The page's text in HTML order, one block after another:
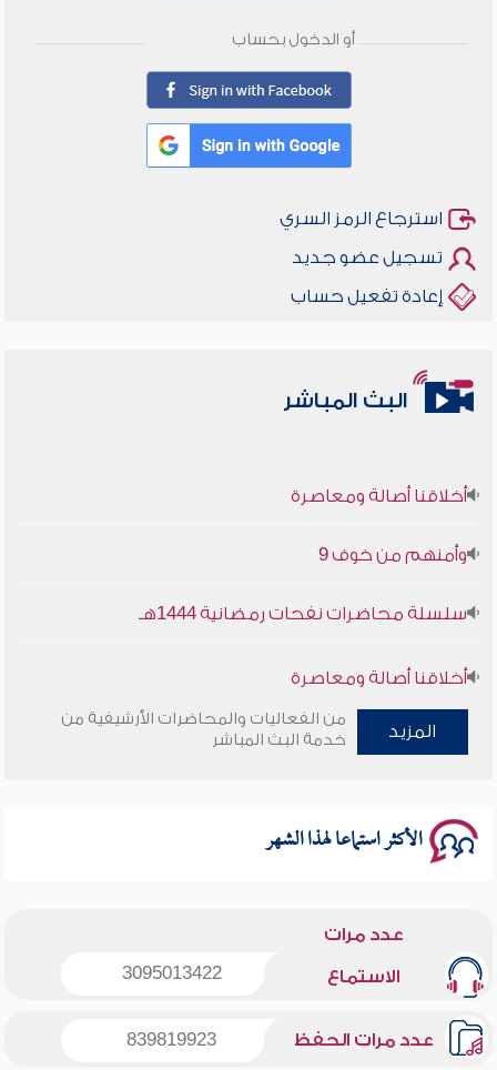
أو الدخول بحساب
استرجاع الرمز السري
تسجيل عضو جديد
إعادة تفعيل حساب
البث المباشر
أخلاقنا أصالة ومعاصرة
وأمنهم من خوف 9
سلسلة محاضرات نفحات رمضانية 1444هـ
أخلاقنا أصالة ومعاصرة
وأمنهم من خوف 9
المزيد
من الفعاليات والمحاضرات الأرشيفية من
خدمة البث المباشر
الأكثر استماعا لهذا الشهر
عدد مرات
الاستماع 3095013422
عدد مرات الحفظ 839819923